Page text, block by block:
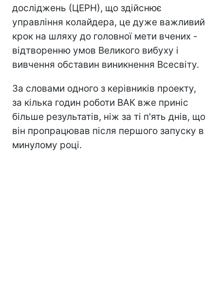
досліджень (ЦЕРН), що здійснює
управління колайдера, це дуже важливий
крок на шляху до головної мети вчених -
відтворенню умов Великого вибуху і
вивчення обставин виникнення Всесвіту.
За словами одного з керівників проекту,
за кілька годин роботи ВАК вже приніс
більше результатів, ніж за ті п'ять днів, що
він пропрацював після першого запуску в
минулому році.